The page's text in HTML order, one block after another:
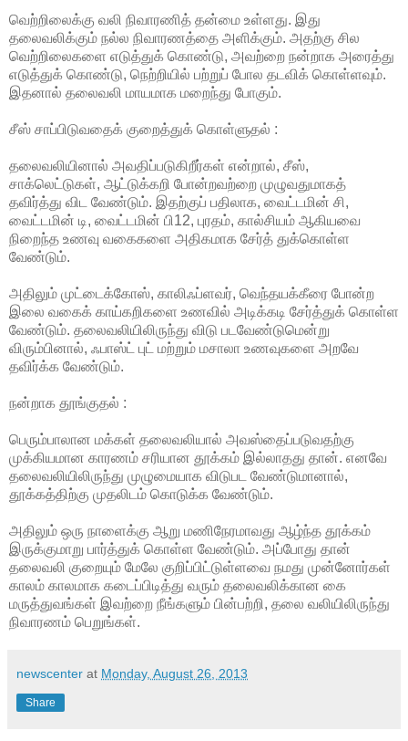
வெற்றிலைக்கு வலி நிவாரணித் தன்மை உள்ளது. இது
தலைவலிக்கும் நல்ல நிவாரணத்தை அளிக்கும். அதற்கு சில
வெற்றிலைகளை எடுத்துக் கொண்டு, அவற்றை நன்றாக அரைத்து
எடுத்துக் கொண்டு, நெற்றியில் பற்றுப் போல தடவிக் கொள்ளவும்.
இதனால் தலைவலி மாயமாக மறைந்து போகும்.
சீஸ் சாப்பிடுவதைக் குறைத்துக் கொள்ளுதல் :
தலைவலியினால் அவதிப்படுகிறீர்கள் என்றால், சீஸ்,
சாக்லெட்டுகள், ஆட்டுக்கறி போன்றவற்றை முழுவதுமாகத்
தவிர்த்து விட வேண்டும். இதற்குப் பதிலாக, வைட்டமின் சி,
வைட்டமின் டி, வைட்டமின் பி12, புரதம், கால்சியம் ஆகியவை
நிறைந்த உணவு வகைகளை அதிகமாக சேர்த் துக்கொள்ள
வேண்டும்.
அதிலும் முட்டைக்கோஸ், காலிஃப்ளவர், வெந்தயக்கீரை போன்ற
இலை வகைக் காய்கறிகளை உணவில் அடிக்கடி சேர்த்துக் கொள்ள
வேண்டும். தலைவலியிலிருந்து விடு படவேண்டுமென்று
விரும்பினால், ஃபாஸ்ட் புட் மற்றும் மசாலா உணவுகளை அறவே
தவிர்க்க வேண்டும்.
நன்றாக தூங்குதல் :
பெரும்பாலான மக்கள் தலைவலியால் அவஸ்தைப்படுவதற்கு
முக்கியமான காரணம் சரியான தூக்கம் இல்லாதது தான். எனவே
தலைவலியிலிருந்து முழுமையாக விடுபட வேண்டுமானால்,
தூக்கத்திற்கு முதலிடம் கொடுக்க வேண்டும்.
அதிலும் ஒரு நாளைக்கு ஆறு மணிநேரமாவது ஆழ்ந்த தூக்கம்
இருக்குமாறு பார்த்துக் கொள்ள வேண்டும். அப்போது தான்
தலைவலி குறையும் மேலே குறிப்பிட்டுள்ளவை நமது முன்னோர்கள்
காலம் காலமாக கடைப்பிடித்து வரும் தலைவலிக்கான கை
மருத்துவங்கள் இவற்றை நீங்களும் பின்பற்றி, தலை வலியிலிருந்து
நிவாரணம் பெறுங்கள்.
newscenter at Monday, August 26, 2013
Share